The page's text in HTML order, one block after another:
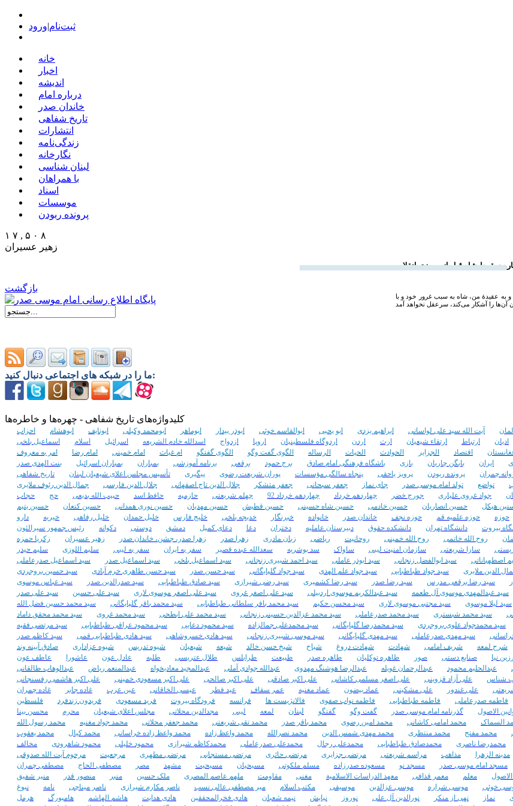
ثبت‌نام|ورود
خانه
اخبار
اندیشه
درباره امام
خاندان صدر
تاریخ شفاهی
انتشارات
زندگی‌نامه
نگارخانه
لبنان شناسی
با همراهان
اسناد
موسسات
پرونده ربودن
۱ ۷ , ۵ ۰ ۸
زهیر عسیران
سقوط شاه قبل از پیروزی انقلاب
و به عقیدۀ من، شاه به سبب غرور خود و با
بازگشت
ما را در شبکه های اجتماعی دنبال کنید:
کلیدواژه‌های تاریخ شفاهی - چهره‌ها و خاطره‌ها
آلمان آیت الله سید علی لواسانی ابراهیم یزدی ابو یحیی ابوالقاسم خوئی ابوذر بیدار ابوماهر ابومحمد وکیلی ابونایف ابوهشام
احزاب
ادیان ارتباط ارتقاء شیعیان ارث اردن اردوگاه فلسطینیان اروپا ازدواج اسدالله خادم الشریعه اسرائیل اسلام
اسماعیل بلخی
اقتصاد الجزایر الحوادث الحیات الرساله الگوی گفت‌ وگو الگوی گفتگو ام غیاث امام خمینی امام رضا
امر به معروف
ایران بابگن چاریان بازی باشگاه فرهنگی امام صادق برج حمود برقعی برنامه آموزشی بمباران بمباران اسرائیل
بنت الهدی صدر
چمران پرونده ربودن پرویز یاحقی پنجاه سالگی مؤسسات پوران شریعت رضوی پیگیری تأسیس مجلس اعلای شیعیان لبنان
تاریخ شفاهی
تواضع تولد امام موسی صدر جای نماز جعفر سبحانی جعفر متشکر جلال الدین تاج اصفهانی جلال الدین فارسی
جمال الدین رئوف ملایری
جواد غروی علیاری جورج خضر چهاردهم خرداد چهاردهم خرداد 92 چهلم شریعتی حازمیه حافظ اسد حبیب الله بدیعی حج
حجاب
هیکل حسین انصاریان حسین خادمی حسین شاه حسینی حسین قطیش حسین مهدیان حسین نوری همدانی حسین کنعان
حسین یتیم
حوزه حوزه علمیه قم حوزه نجف خاندان صدر خانواده خبرنگار خدیجه بلخی خلیج فارس خلیل حمدان خلیل رفاهی خیریه
دارو
بیروت دانشگاه تهران دانشکده حقوق دبیرستان عاملیه دختران دعا دعای کمیل دمشق دوستی دکوانه
رئیس جمهور سیرالئون
روح الله خاتمی روح الله خمینی روحانیت ریاضی زبان مادری زهرا صدر زهرا صدر، جشن، خاندان صدر زهیر عسیران
زکریا حمزه
سارا شریعتی سازمان امنیت لیبی ساواک سد بوشریه سعدالله عبده قصير سفر به ایران سفر به لیبی سلیم اللوزی
سلیم حیدر
اصطهباناتی سید ابوالفضل زنجانی سید ابوذر عاملی سید احمد شبیری زنجانی سید اسماعیل بلخی سید اسماعیل صدر
سید اسماعیل صدرعاملی
الدین ملایری سید جواد طباطبایی سید جواد علم الهدی سید جواد گلپایگانی سید حسن صدر سید حسن طاهری خرم آبادی
سید حسین بروجردی
سید رضا برقعی مدرس سید رضا صدر سید رضا کشمیری سید رضی شیرازی سید صادق طباطبایی سید صدرالدین صدر
سید عباس موسوی
سید عبدالمهدی موسوی آل طعمه سید عبدالکریم موسوی اردبیلی سید علی اصغر غروی سید علی اصغر موسوی لاری سید علی حسین
سید علی صدر
سید لیلا موسوی سید مجتبی موسوی لاری سید محسن حکیم سید محمد باقر سلطانی طباطبایی سید محمد باقر گلپایگانی
سید محمد حسین فضل الله
سید محمد شبستری سید محمد صدرعاملی سید محمد عزالدین حسینی زنجانی سید محمد علی ابطحی سید محمد غروی
سید محمد محقق داماد
سید محمدجواد علوی بروجردی سید محمدرضا گلپایگانی سید محمدعلی جمالزاده سید محمود دعایی سید محمود عراقی طباطبایی
سید مرتضی فقیه
سید مهدی صدرعاملی سید مهدی گلپایگانی سید موسی شبیری زنجانی سید هادی خسروشاهی سید هادی طباطبایی قمی
سید کاظم صدر
شرح لمعه شریف امامی شهادت شهادت دروغ شیاح شیخ حسن خالد شیعه شیعیان شیوه تدریس شیوه عزاداری
صادق آیینه وند
نیا صنایع دستی صور طاهره توکلیان طاهره صدر طبیعت طرابلس طلال عتریسی طلبه عادل عون عاشورا
عاطف عون
عبدالحلیم محمود عبدالرحمان غویله عبدالرضا هوشنگ مهدوی عبدالله جوادی آملی عبدالمجید معادیخواه عبدالمنعم ریاض
عبدالوهاب طالقانی
شناس علی آزاد قزوینی علی اصغر مسلمی کاشانی علی اکبر صادقی علی اکبر صالحی علی اکبر مسعودی خمینی
علی اکبر هاشمی رفسنجانی
علی غندور علی مشکینی عماد بیضون عماد مغنیه عمر سقاف عید فطر عیسی الخاقانی عین عرب غاده جابر
غاده چمران
فاطمه صدرعاملی فاطمه طباطبایی فاطمه نواب صفوی فالانژیست ها فرانسه فرودگاه بیروت فرید مسعودی فریدون زندفرد
فلسطین
الاصول گذرنامه امام موسی صدر گفت وگو گفتگو لبنان لمعه لیبی مجدالدین محلاتی مجلس اعلای شیعیان محرم
محسن بینا
السماک محمد امامی کاشانی محمد امین رضوی محمد باقر صدر محمد تقی شریعتی محمد جعفر محلاتی محمد جواد مغنیه
محمد رسول الله
محمد مفتح محمد منتظری محمد مهدی شمس الدین محمد نصرالله محمد واعظ زاده محمد واعظ زاده خراسانی محمد کیال
محمد یعقوب
محمدرضا ناصری محمدصادق طباطبایی محمدعلی رجال محمدعلی صدرعاملی محمدکاظم شیرازی محمود خلیلی محمود شاهرودی
مخالف
مدینه الزهرا مذاهب مراسم شریعتی مرتضی جزایری مرتضی حائری مرتضی مستجابی مرتضی مطهری مرجعیت
مرحوم آیت الله صدوقی
مسجد امام موسی صدر مسجد نو مسعوده صدرزاده مسلم ملکوتی مسیحیان مسیحیت مشهد مصر مصطفی الحاج
مصطفی چمران
معلم معمر قذافی معهد الدراسات الاسلامیة مغنی مقاومت ملهم عاصم المصری ملک حسین منبر منصور قدر
منیر شفیق
خوئی موسی شراره موسی عزالدین موسیقی مکتب اسلام میر مصطفی عالی نسب ناصر مکارم شیرازی ناصر میناچی نامه
نبوغ
نماز نهی از منکر نورالدین آل علی نوروز نیایش نیمه شعبان هادی فخرالمحققین هادی هدایت هاشم الهاشم هامبورگ
هرمل